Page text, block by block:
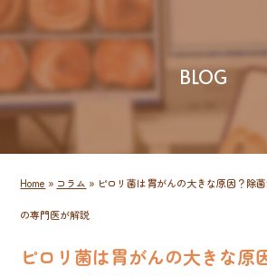
BLOG
Home » コラム » ピロリ菌は胃がんの大きな原因？除
の専門医が解説
ピロリ菌は胃がんの大きな原